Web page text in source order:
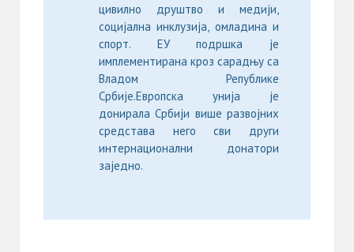
цивилно друштво и медији,
социјална инклузија, омладина и
спорт. ЕУ подршка је
имплементирана кроз сарадњу са
Владом Републике
Србије.Европска унија је
донирала Србији више развојних
средстава него сви други
интернационални донатори
заједно.